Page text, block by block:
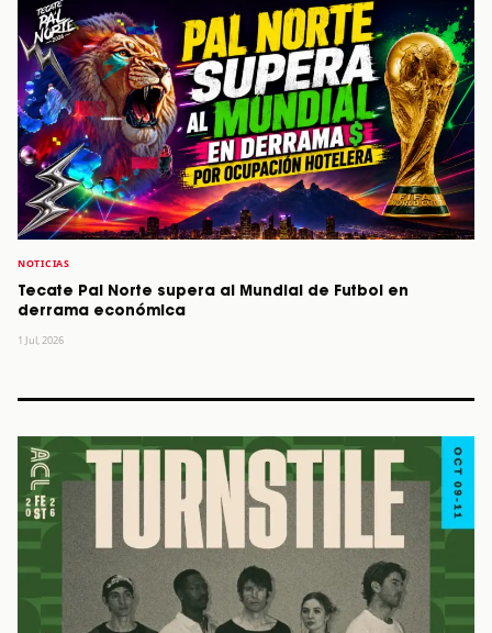
NOTICIAS
Tecate Pal Norte supera al Mundial de Futbol en
derrama económica
1 Jul, 2026